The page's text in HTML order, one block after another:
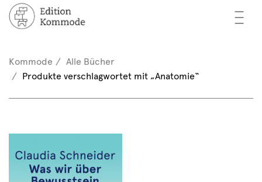
—
—
—
/ Registrieren
(0)
Kommode
Alle Bücher
Produkte verschlagwortet mit „Anatomie“